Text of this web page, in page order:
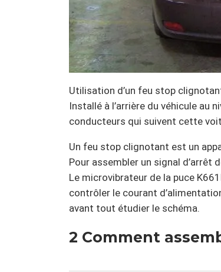
Utilisation d’un feu stop
Installé à l’arrière du véhicule au
conducteurs qui suivent cette
Un feu stop clignotant est un
Pour assembler un signal d’arrêt
Le microvibrateur de la puce
contrôler le courant
avant tout étudier le schéma.
2 Comment